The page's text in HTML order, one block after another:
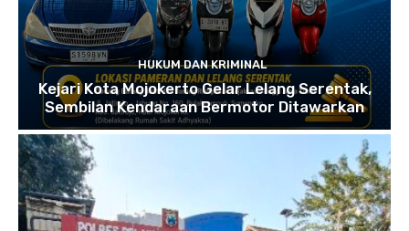
HUKUM DAN KRIMINAL
Kejari Kota Mojokerto Gelar Lelang Serentak,
Sembilan Kendaraan Bermotor Ditawarkan